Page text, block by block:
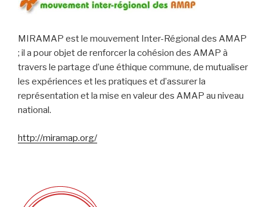
MIRAMAP est le mouvement Inter-Régional des AMAP
; il a pour objet de renforcer la cohésion des AMAP à
travers le partage d’une éthique commune, de mutualiser
les expériences et les pratiques et d’assurer la
représentation et la mise en valeur des AMAP au niveau
national.
http://miramap.org/